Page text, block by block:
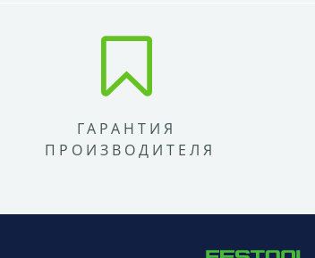
ГАРАНТИЯ
ПРОИЗВОДИТЕЛЯ